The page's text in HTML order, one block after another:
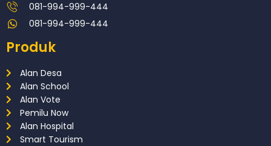
081-994-999-444
081-994-999-444
Produk
Alan Desa
Alan School
Alan Vote
Pemilu Now
Alan Hospital
Smart Tourism